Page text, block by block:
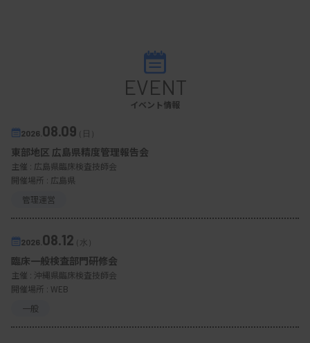
EVENT
イベント情報
2026. 08.09（日）
東部地区 広島県精度管理報告会
主催 : 広島県臨床検査技師会
開催場所 : 広島県
管理運営
2026. 08.12（水）
臨床一般検査部門研修会
主催 : 沖縄県臨床検査技師会
開催場所 : WEB
一般